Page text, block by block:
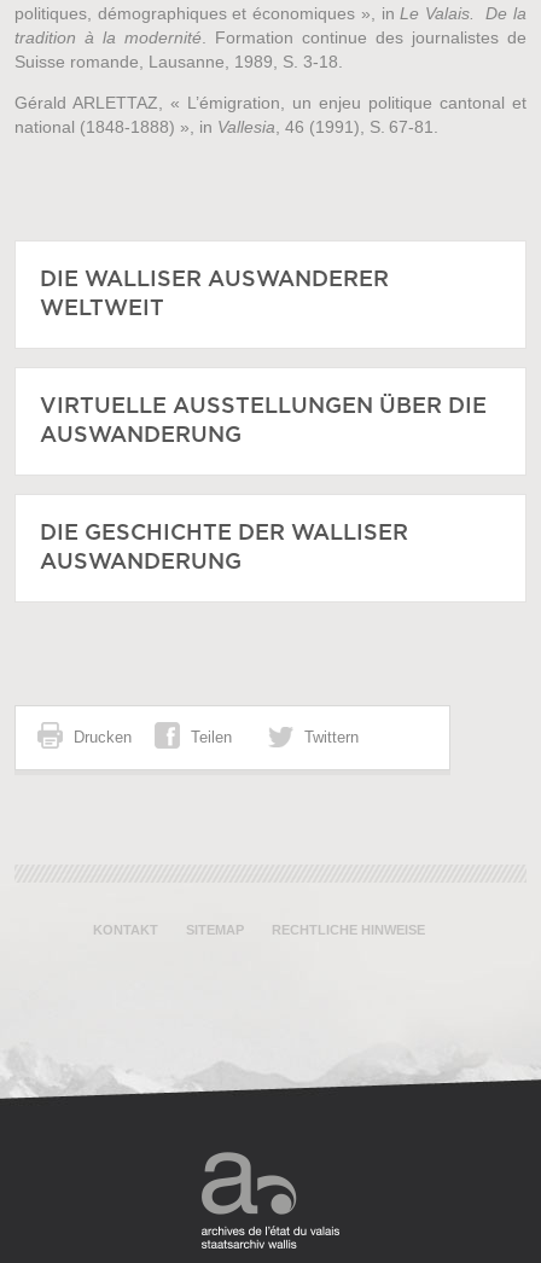
politiques, démographiques et économiques », inLe Valais. De la
tradition à la modernité . Formation continue des journalistes de
Suisse romande, Lausanne, 1989, S. 3-18.
Gérald ARLETTAZ, « L’émigration, un enjeu politique cantonal et
national (1848-1888) », in Vallesia , 46 (1991), S. 67-81.
DIE WALLISER AUSWANDERER
WELTWEIT
VIRTUELLE AUSSTELLUNGEN ÜBER DIE
AUSWANDERUNG
DIE GESCHICHTE DER WALLISER
AUSWANDERUNG
Drucken Teilen Twittern
KONTAKT SITEMAP RECHTLICHE HINWEISE